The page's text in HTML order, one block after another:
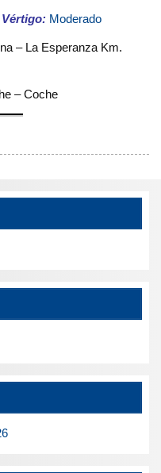
Moderado
– La Esperanza Km.
– Coche